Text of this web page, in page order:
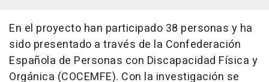
En el proyecto han participado 38 personas y ha
sido presentado a través de la Confederación
Española de Personas con Discapacidad Física y
Orgánica (COCEMFE). Con la investigación se